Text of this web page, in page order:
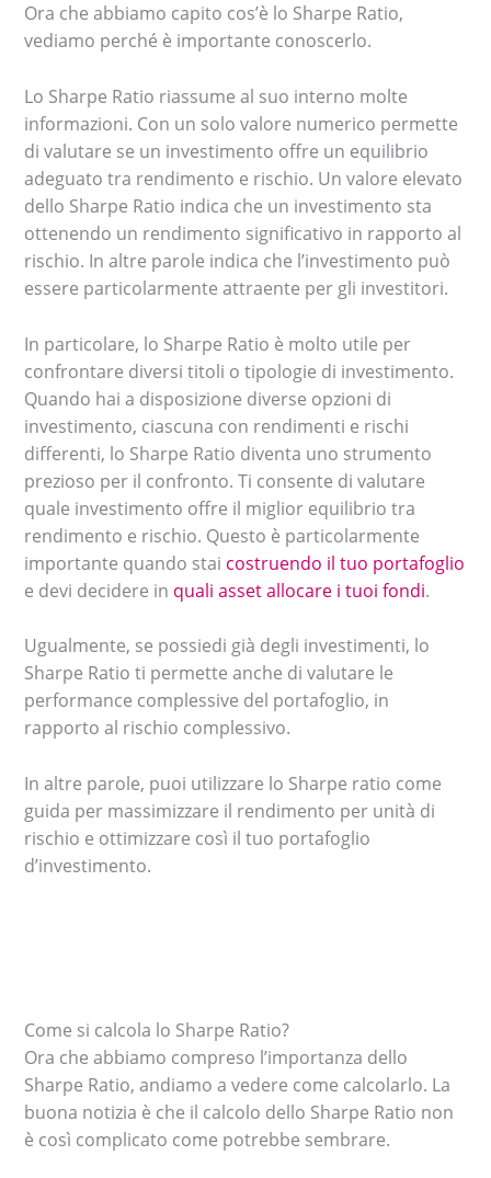
Ora che abbiamo capito cos’è lo Sharpe Ratio,
vediamo perché è importante conoscerlo.
Lo Sharpe Ratio riassume al suo interno molte
informazioni. Con un solo valore numerico permette
di valutare se un investimento offre un equilibrio
adeguato tra rendimento e rischio. Un valore elevato
dello Sharpe Ratio indica che un investimento sta
ottenendo un rendimento significativo in rapporto al
rischio. In altre parole indica che l’investimento può
essere particolarmente attraente per gli investitori.
In particolare, lo Sharpe Ratio è molto utile per
confrontare diversi titoli o tipologie di investimento.
Quando hai a disposizione diverse opzioni di
investimento, ciascuna con rendimenti e rischi
differenti, lo Sharpe Ratio diventa uno strumento
prezioso per il confronto. Ti consente di valutare
quale investimento offre il miglior equilibrio tra
rendimento e rischio. Questo è particolarmente
importante quando stai costruendo il tuo portafoglio
e devi decidere in quali asset allocare i tuoi fondi.
Ugualmente, se possiedi già degli investimenti, lo
Sharpe Ratio ti permette anche di valutare le
performance complessive del portafoglio, in
rapporto al rischio complessivo.
In altre parole, puoi utilizzare lo Sharpe ratio come
guida per massimizzare il rendimento per unità di
rischio e ottimizzare così il tuo portafoglio
d’investimento.
Come si calcola lo Sharpe Ratio?
Ora che abbiamo compreso l’importanza dello
Sharpe Ratio, andiamo a vedere come calcolarlo. La
buona notizia è che il calcolo dello Sharpe Ratio non
è così complicato come potrebbe sembrare.